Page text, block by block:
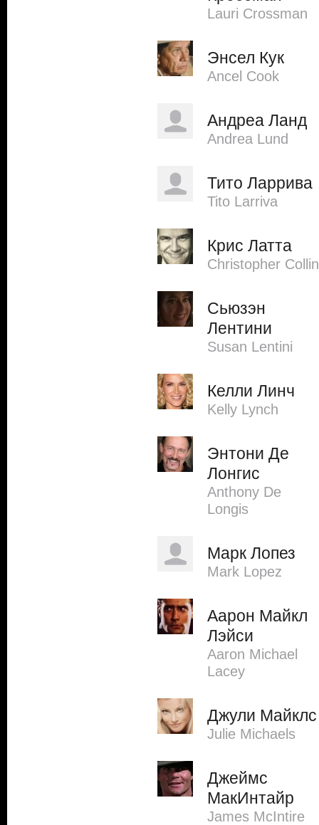
Lauri Crossman
Энсел Кук
Ancel Cook
Андреа Ланд
Andrea Lund
Тито Ларрива
Tito Larriva
Крис Латта
Christopher
Сьюзэн
Лентини
Susan Lentini
Келли Линч
Kelly Lynch
Энтони Де
Лонгис
Anthony De
Longis
Марк Лопез
Mark Lopez
Аарон Майкл
Лэйси
Aaron Michael
Lacey
Джули Майклс
Julie Michaels
Джеймс
МакИнтайр
James McIntire